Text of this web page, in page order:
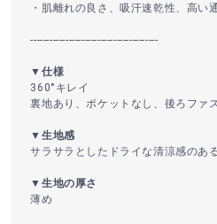
・肌離れの良さ、吸汗速乾性、高い
----------------------------------------
▼仕様
360°キレイ
裏地あり、ポケットなし、後ろファ
▼生地感
サラサラとしたドライな清涼感のあ
▼生地の厚さ
薄め